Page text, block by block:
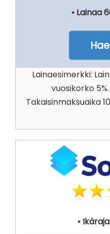
• Lainaa
Lainaesimerkki:
vuosikorko
Takaisinmaksuaika
•